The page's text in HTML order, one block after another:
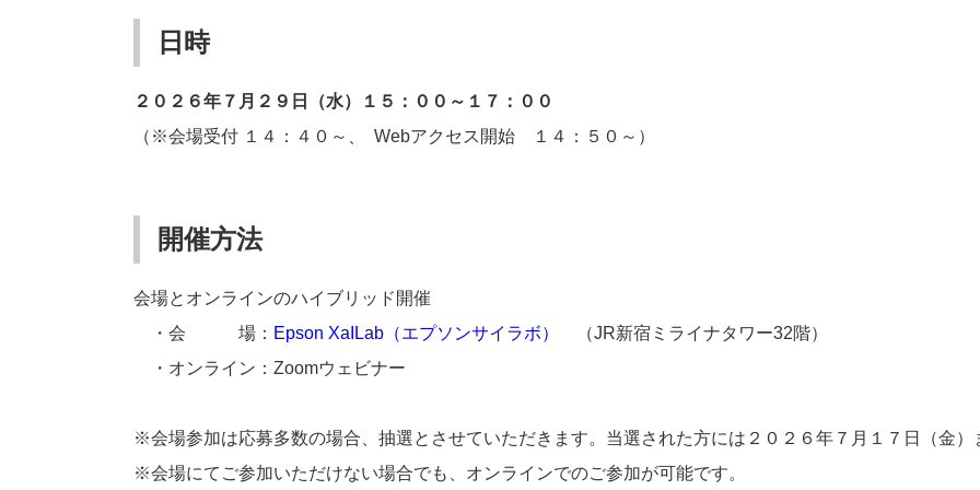
日時
２０２６年７月２９日（水）１５：００～１７：００
（ ※会場受付 １４：４０～、 Webアクセス開始 １４：５０～ ）
開催方法
会場とオンラインのハイブリッド開催
・会 場： Epson XaILab（エプソンサイラボ）
（JR新宿ミライナタワー32階）
・オンライン：Zoomウェビナー
※会場参加は応募多数の場合、抽選とさせていただきます。当選された方には２０２６年７月１７日（金）
※会場にてご参加いただけない場合でも、オンラインでのご参加が可能です。